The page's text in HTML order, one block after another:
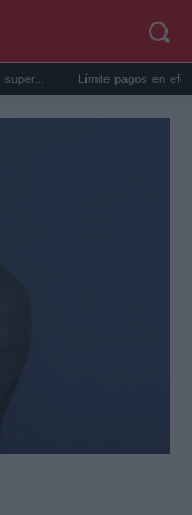
Límite pagos en efectivo